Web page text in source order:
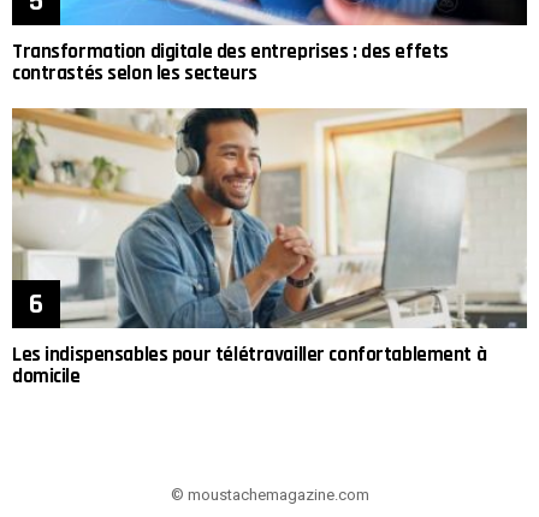
Transformation digitale des entreprises : des effets
contrastés selon les secteurs
Les indispensables pour télétravailler confortablement à
domicile
© moustachemagazine.com